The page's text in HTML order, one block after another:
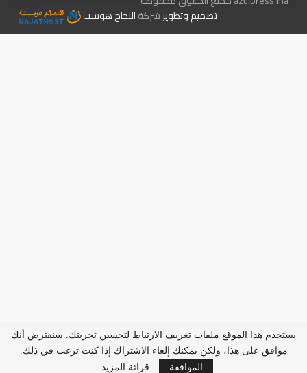
تصميم وتطويرشركةالنجاح هوست
يستخدم هذا الموقع ملفات تعريف الارتباط لتحسين تجربتك. سنفترض أنك
موافق على هذا، ولكن يمكنك إلغاء الاشتراك إذا كنت ترغب في ذلك.
الموافقة
قرائة المزيد